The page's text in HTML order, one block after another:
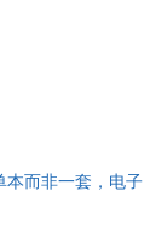
本而非一套，电子